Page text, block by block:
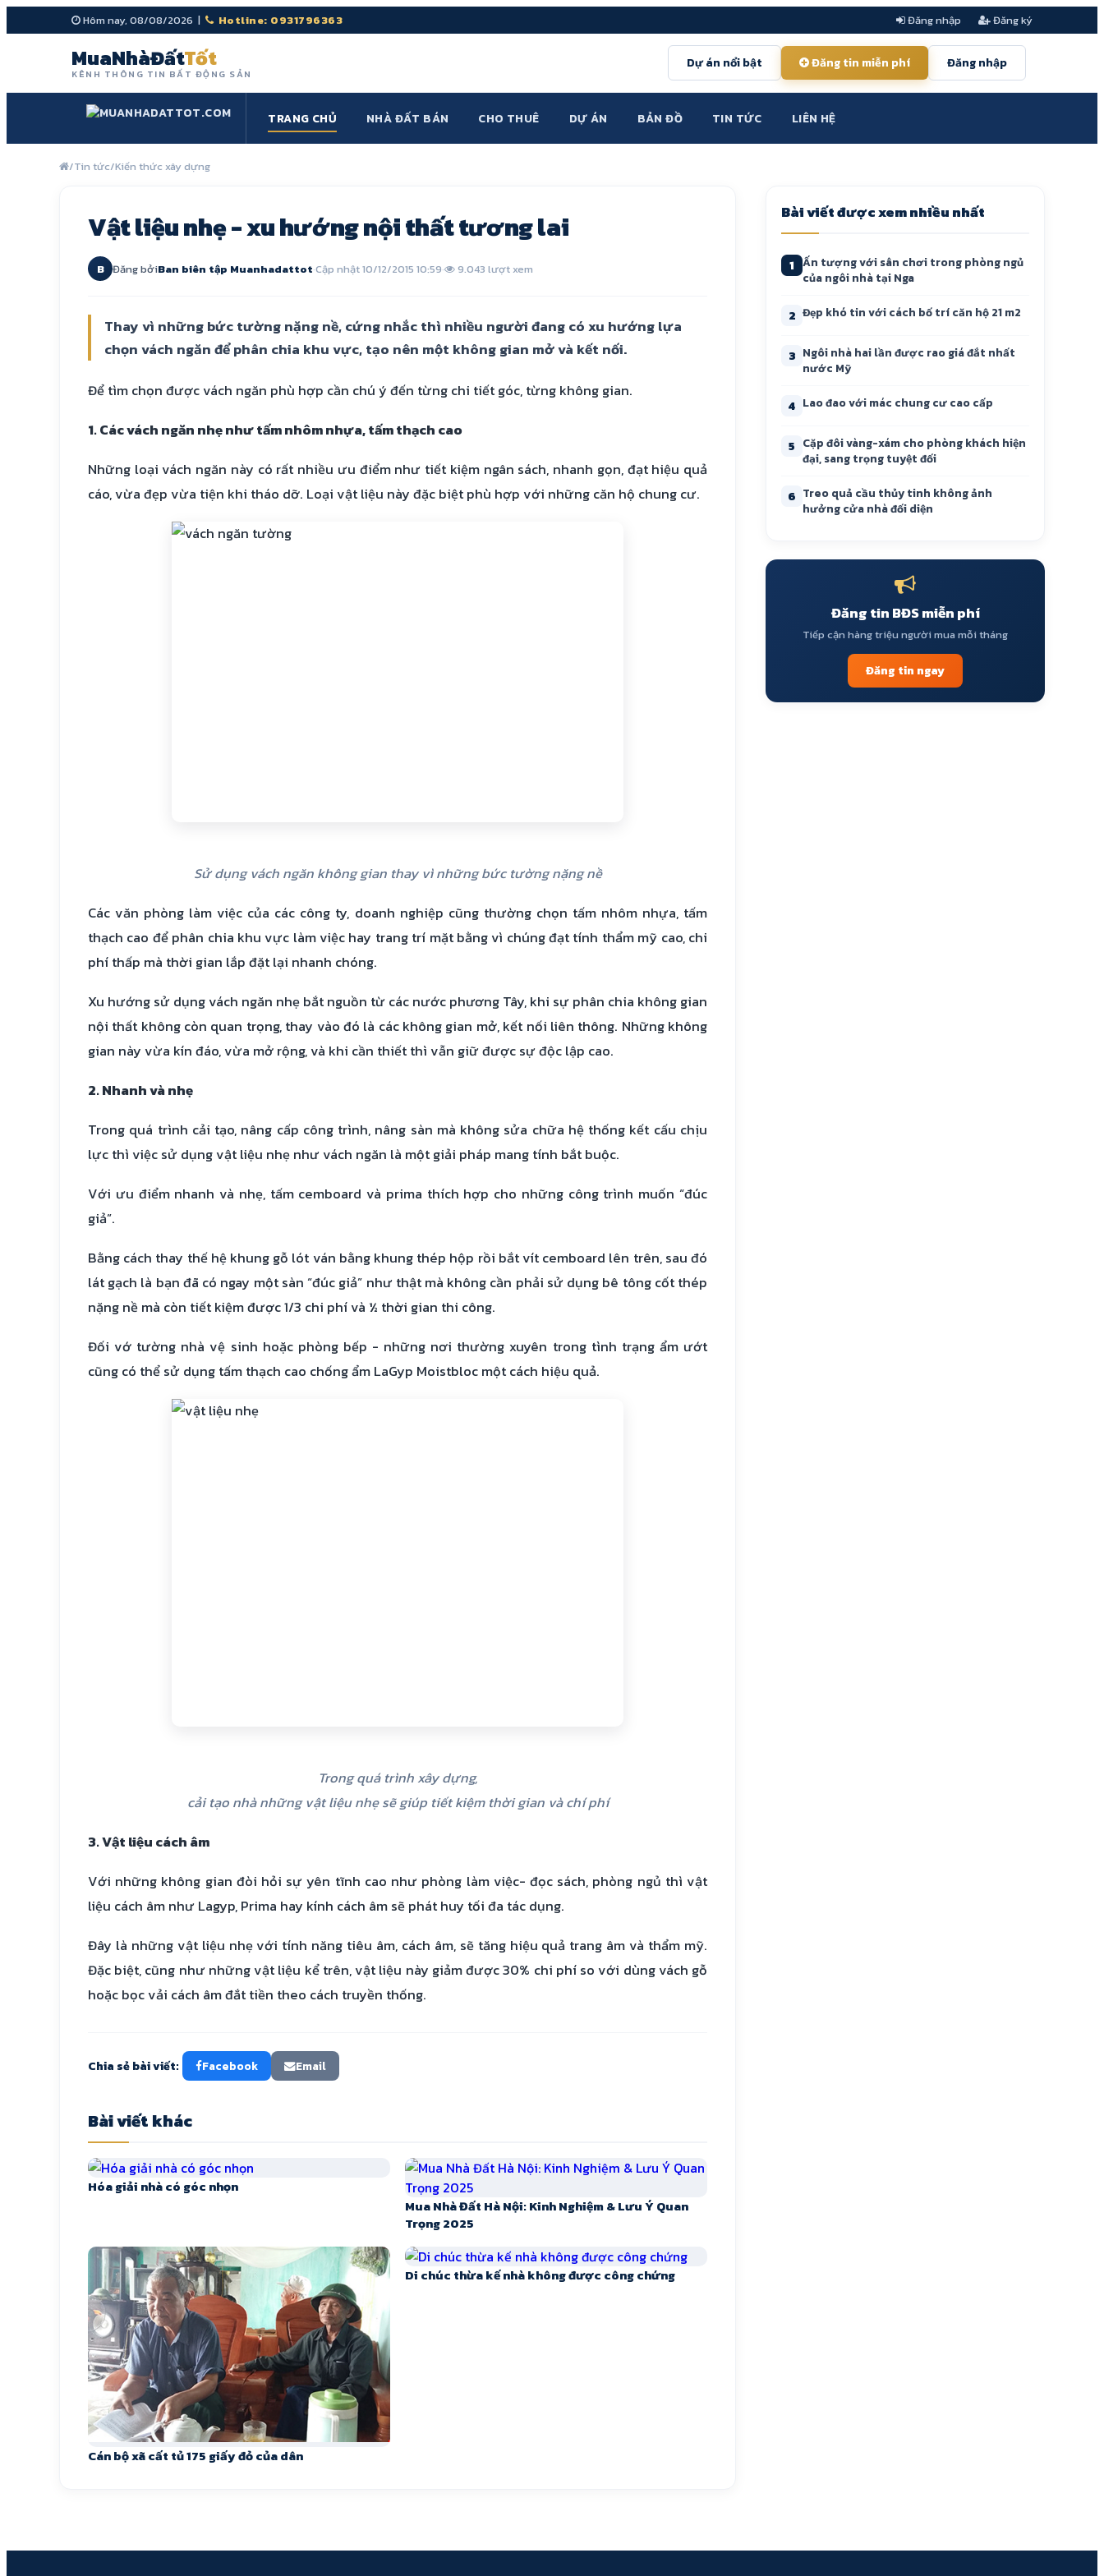
Hôm nay, 08/08/2026 | Hotline: 0931796363 Đăng nhập Đăng ký
MuaNhàĐấtTốt
KÊNH THÔNG TIN BẤT ĐỘNG SẢN
Dự án nổi bật Đăng tin miễn phí Đăng nhập
TRANG CHỦ NHÀ ĐẤT BÁN CHO THUÊ DỰ ÁN BẢN ĐỒ TIN TỨC LIÊN HỆ
/Tin tức/Kiến thức xây dựng
Vật liệu nhẹ - xu hướng nội thất tương lai
B Đăng bởiBan biên tập Muanhadattot·Cập nhật 10/12/2015 10:59· 9.043 lượt xem
Thay vì những bức tường nặng nề, cứng nhắc thì nhiều người đang có xu hướng lựa
chọn vách ngăn để phân chia khu vực, tạo nên một không gian mở và kết nối.
Để tìm chọn được vách ngăn phù hợp cần chú ý đến từng chi tiết góc, từng không gian.
1. Các vách ngăn nhẹ như tấm nhôm nhựa, tấm thạch cao
Những loại vách ngăn này có rất nhiều ưu điểm như tiết kiệm ngân sách, nhanh gọn, đạt hiệu quả
cáo, vừa đẹp vừa tiện khi tháo dỡ. Loại vật liệu này đặc biệt phù hợp với những căn hộ chung cư.
Sử dụng vách ngăn không gian thay vì những bức tường nặng nề
Các văn phòng làm việc của các công ty, doanh nghiệp cũng thường chọn tấm nhôm nhựa, tấm
thạch cao để phân chia khu vực làm việc hay trang trí mặt bằng vì chúng đạt tính thẩm mỹ cao, chi
phí thấp mà thời gian lắp đặt lại nhanh chóng.
Xu hướng sử dụng vách ngăn nhẹ bắt nguồn từ các nước phương Tây, khi sự phân chia không gian
nội thất không còn quan trọng, thay vào đó là các không gian mở, kết nối liên thông. Những không
gian này vừa kín đáo, vừa mở rộng, và khi cần thiết thì vẫn giữ được sự độc lập cao.
2. Nhanh và nhẹ
Trong quá trình cải tạo, nâng cấp công trình, nâng sàn mà không sửa chữa hệ thống kết cấu chịu
lực thì việc sử dụng vật liệu nhẹ như vách ngăn là một giải pháp mang tính bắt buộc.
Với ưu điểm nhanh và nhẹ, tấm cemboard và prima thích hợp cho những công trình muốn “đúc
giả”.
Bằng cách thay thế hệ khung gỗ lót ván bằng khung thép hộp rồi bắt vít cemboard lên trên, sau đó
lát gạch là bạn đã có ngay một sàn “đúc giả” như thật mà không cần phải sử dụng bê tông cốt thép
nặng nề mà còn tiết kiệm được 1/3 chi phí và ½ thời gian thi công.
Đối vớ tường nhà vệ sinh hoặc phòng bếp - những nơi thường xuyên trong tình trạng ẩm ướt
cũng có thể sử dụng tấm thạch cao chống ẩm LaGyp Moistbloc một cách hiệu quả.
Trong quá trình xây dựng,
cải tạo nhà những vật liệu nhẹ sẽ giúp tiết kiệm thời gian và chí phí
3. Vật liệu cách âm
Với những không gian đòi hỏi sự yên tĩnh cao như phòng làm việc- đọc sách, phòng ngủ thì vật
liệu cách âm như Lagyp, Prima hay kính cách âm sẽ phát huy tối đa tác dụng.
Đây là những vật liệu nhẹ với tính năng tiêu âm, cách âm, sẽ tăng hiệu quả trang âm và thẩm mỹ.
Đặc biệt, cũng như những vật liệu kể trên, vật liệu này giảm được 30% chi phí so với dùng vách gỗ
hoặc bọc vải cách âm đắt tiền theo cách truyền thống.
Chia sẻ bài viết: Facebook Email
Bài viết khác
Hóa giải nhà có góc nhọn
Mua Nhà Đất Hà Nội: Kinh Nghiệm & Lưu Ý Quan
Trọng 2025
Cán bộ xã cất tủ 175 giấy đỏ của dân
Di chúc thừa kế nhà không được công chứng
Bài viết được xem nhiều nhất
1 Ấn tượng với sân chơi trong phòng ngủ
của ngôi nhà tại Nga
2 Đẹp khó tin với cách bố trí căn hộ 21 m2
3 Ngôi nhà hai lần được rao giá đắt nhất
nước Mỹ
4 Lao đao với mác chung cư cao cấp
5 Cặp đôi vàng-xám cho phòng khách hiện
đại, sang trọng tuyệt đối
6 Treo quả cầu thủy tinh không ảnh
hưởng cửa nhà đối diện
Đăng tin BĐS miễn phí
Tiếp cận hàng triệu người mua mỗi tháng
Đăng tin ngay